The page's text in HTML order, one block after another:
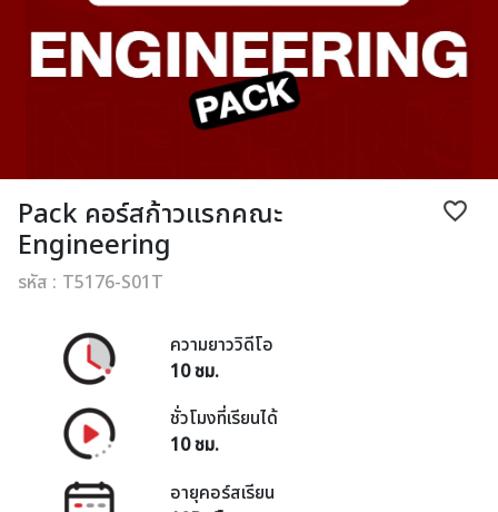
import_contacts วางแผนการเรียน
assignment ลงทะเบียน
favorite_border
Pack คอร์สก้าวแรกคณะ
Engineering
รหัส : T5176-S01T
ความยาววิดีโอ
10 ชม.
ชั่วโมงที่เรียนได้
10 ชม.
อายุคอร์สเรียน